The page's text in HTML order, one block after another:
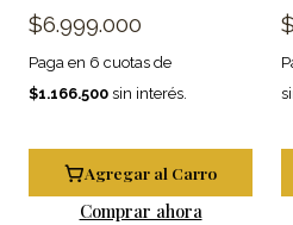
$6.999.000
Paga en 6 cuotas de
$1.166.500 sin interés.
Agregar al Carro
Comprar ahora